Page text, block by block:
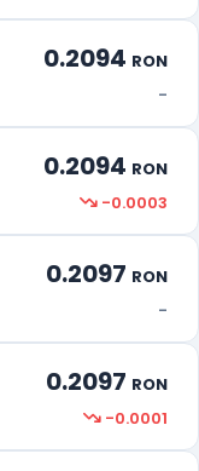
0.2094 RON
-
0.2094 RON
-0.0003
0.2097 RON
-
0.2097 RON
-0.0001